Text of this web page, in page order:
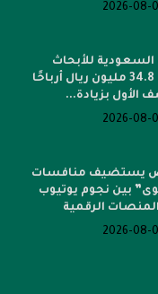
2026-08-
للأبحاث
والإعلام تحقق 34.8 مليون ريال أرباحًا
الأول بزيادة...
2026-08-
يستضيف منافسات
بين نجوم يوتيوب
الرقمية
2026-08-